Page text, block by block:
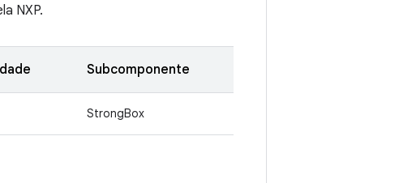
NXP.
Subcomponente
StrongBox